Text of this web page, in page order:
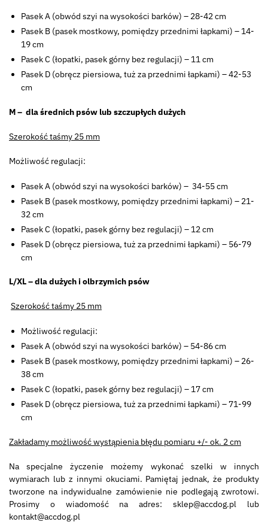
Pasek A (obwód szyi na wysokości barków) – 28-42 cm
Pasek B (pasek mostkowy, pomiędzy przednimi łapkami) – 14-
19 cm
Pasek C (łopatki, pasek górny bez regulacji) – 11 cm
Pasek D (obręcz piersiowa, tuż za przednimi łapkami) – 42-53
cm
M – dla średnich psów lub szczupłych dużych
Szerokość taśmy 25 mm
Możliwość regulacji:
Pasek A (obwód szyi na wysokości barków) – 34-55 cm
Pasek B (pasek mostkowy, pomiędzy przednimi łapkami) – 21-
32 cm
Pasek C (łopatki, pasek górny bez regulacji) – 12 cm
Pasek D (obręcz piersiowa, tuż za przednimi łapkami) – 56-79
cm
L/XL – dla dużych i olbrzymich psów
Szerokość taśmy 25 mm
Możliwość regulacji:
Pasek A (obwód szyi na wysokości barków) – 54-86 cm
Pasek B (pasek mostkowy, pomiędzy przednimi łapkami) – 26-
38 cm
Pasek C (łopatki, pasek górny bez regulacji) – 17 cm
Pasek D (obręcz piersiowa, tuż za przednimi łapkami) – 71-99
cm
Zakładamy możliwość wystąpienia błędu pomiaru +/- ok. 2 cm
Na specjalne życzenie możemy wykonać szelki w innych
wymiarach lub z innymi okuciami. Pamiętaj jednak, że produkty
tworzone na indywidualne zamówienie nie podlegają zwrotowi.
Prosimy o wiadomość na adres: sklep@accdog.pl lub
kontakt@accdog.pl